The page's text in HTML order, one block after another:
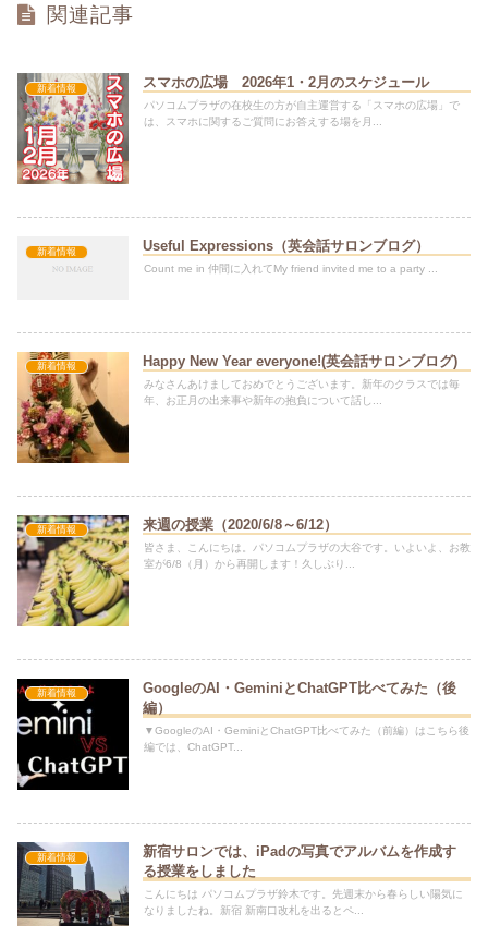
関連記事
新着情報 スマホの広場 2026年1・2月のスケジュール
パソコムプラザの在校生の方が自主運営する「スマホの広場」で
は、スマホに関するご質問にお答えする場を月...
新着情報 Useful Expressions（英会話サロンブログ）
Count me in 仲間に入れてMy friend invited me to a party ...
新着情報 Happy New Year everyone!(英会話サロンブログ)
みなさんあけましておめでとうございます。新年のクラスでは毎
年、お正月の出来事や新年の抱負について話し...
新着情報 来週の授業（2020/6/8～6/12）
皆さま、こんにちは。パソコムプラザの大谷です。いよいよ、お教
室が6/8（月）から再開します！久しぶり...
新着情報
GoogleのAI・GeminiとChatGPT比べてみた（後
編）
▼GoogleのAI・GeminiとChatGPT比べてみた（前編）はこちら後
編では、ChatGPT...
新着情報
新宿サロンでは、iPadの写真でアルバムを作成す
る授業をしました
こんにちは パソコムプラザ鈴木です。先週末から春らしい陽気に
なりましたね。新宿 新南口改札を出るとペ...